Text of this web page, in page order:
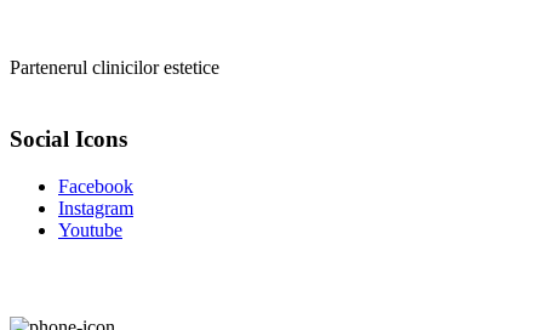
Partenerul clinicilor estetice
Social Icons
Facebook
Instagram
Youtube